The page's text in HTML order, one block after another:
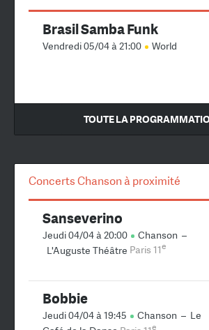
Brasil Samba Funk
Vendredi 05/04 à 21:00 World
TOUTE LA
Concerts Chanson à proximité
Sanseverino
Jeudi 04/04 à 20:00 Chanson –
L'Auguste Théâtre Paris 11e
Bobbie
Jeudi 04/04 à 19:45 Chanson – Le
e